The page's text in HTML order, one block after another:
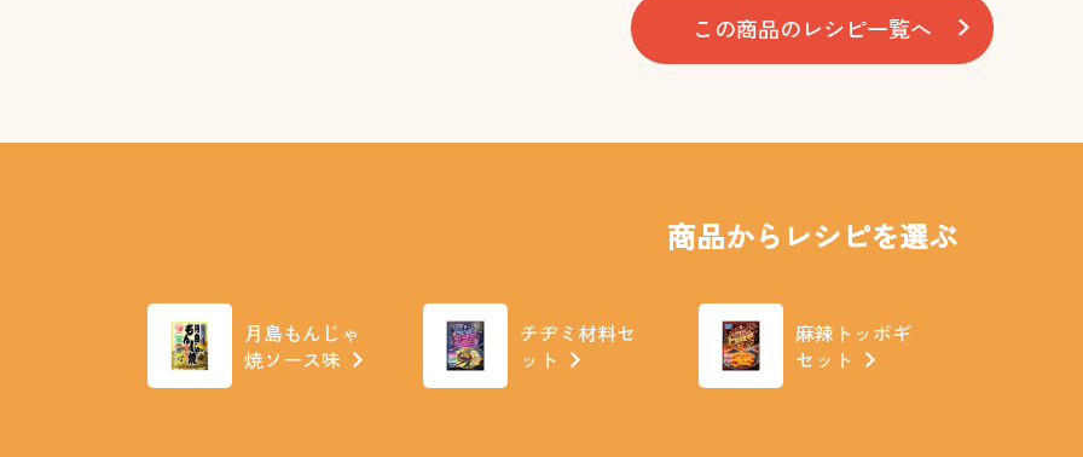
この商品のレシピ一覧へ
商品からレシピを選ぶ
月島もんじゃ
焼ソース味
チヂミ材料セ
ット
麻辣トッポギ
セット